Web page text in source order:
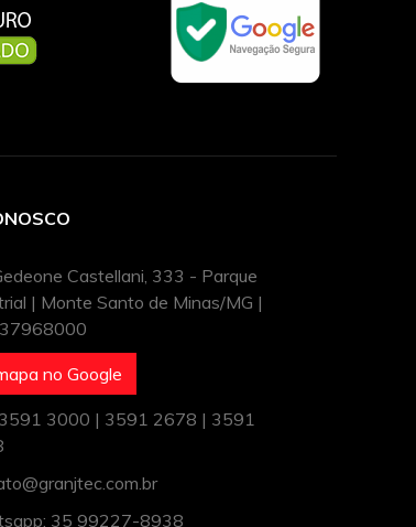
Castellani, 333 - Parque
| Monte Santo de Minas/MG |
no Google
3000 | 3591 2678 | 3591
35 99227-8938